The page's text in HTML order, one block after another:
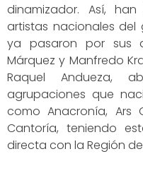
dinamizador. Así,
artistas nacionales
ya pasaron por sus
Márquez y Manfredo
Raquel Andueza,
agrupaciones que
como Anacronía, Ars
Cantoría, teniendo
directa con la Región